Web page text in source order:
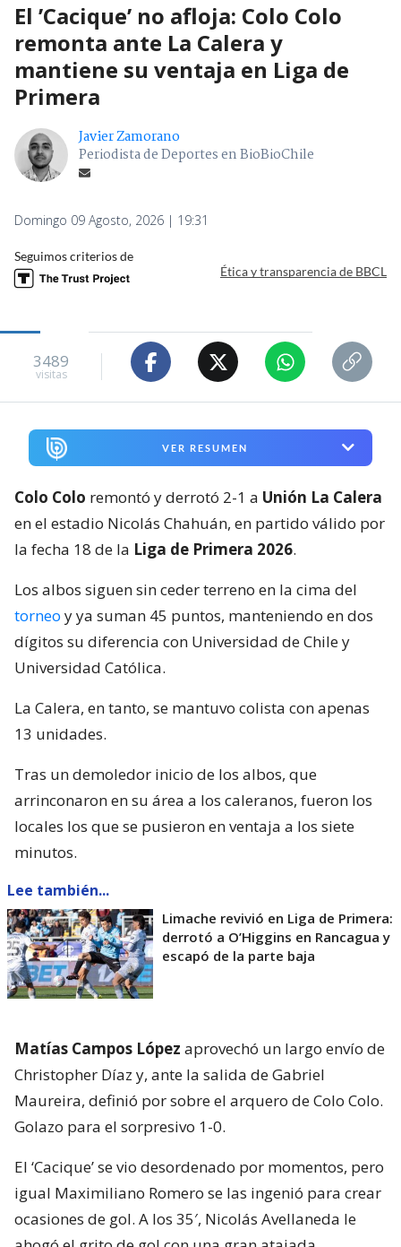
El ’Cacique’ no afloja: Colo Colo
remonta ante La Calera y
mantiene su ventaja en Liga de
Primera
Javier Zamorano
Periodista de Deportes en BioBioChile
Domingo 09 Agosto, 2026 | 19:31
Seguimos criterios de
Ética y transparencia de BBCL
3489
visitas
VER RESUMEN
Colo Colo remontó y derrotó 2-1 a Unión La Calera
en el estadio Nicolás Chahuán, en partido válido por
la fecha 18 de la Liga de Primera 2026.
Los albos siguen sin ceder terreno en la cima del
torneo y ya suman 45 puntos, manteniendo en dos
dígitos su diferencia con Universidad de Chile y
Universidad Católica.
La Calera, en tanto, se mantuvo colista con apenas
13 unidades.
Tras un demoledor inicio de los albos, que
arrinconaron en su área a los caleranos, fueron los
locales los que se pusieron en ventaja a los siete
minutos.
Lee también...
Limache revivió en Liga de Primera:
derrotó a O’Higgins en Rancagua y
escapó de la parte baja
Matías Campos López aprovechó un largo envío de
Christopher Díaz y, ante la salida de Gabriel
Maureira, definió por sobre el arquero de Colo Colo.
Golazo para el sorpresivo 1-0.
El ‘Cacique’ se vio desordenado por momentos, pero
igual Maximiliano Romero se las ingenió para crear
ocasiones de gol. A los 35′, Nicolás Avellaneda le